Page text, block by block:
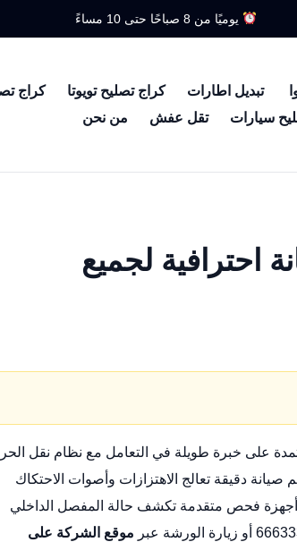
يوميًا من 8 صباحًا حتى 10 مساءً
تبديل اطارات كراج تصليح تويوتا
كراج
سيارات تقل عفش من نحن
احترافية لجميع
على خبرة طويلة في التعامل مع نظام نقل
دقيقة تعالج الاهتزازات وأصوات الاحتكاك
فحص متقدمة تكشف حالة المفصل الداخلي
موقع الشركة على